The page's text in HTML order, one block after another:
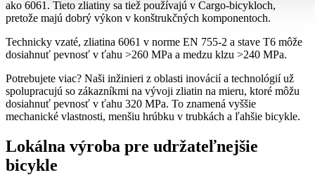
ako 6061. Tieto zliatiny sa tiež používajú v Cargo-bicykloch,
pretože majú dobrý výkon v konštrukčných komponentoch.
Technicky vzaté, zliatina 6061 v norme EN 755-2 a stave T6 môže
dosiahnuť pevnosť v ťahu >260 MPa a medzu klzu >240 MPa.
Potrebujete viac? Naši inžinieri z oblasti inovácií a technológií už
spolupracujú so zákazníkmi na vývoji zliatin na mieru, ktoré môžu
dosiahnuť pevnosť v ťahu 320 MPa. To znamená vyššie
mechanické vlastnosti, menšiu hrúbku v trubkách a ľahšie bicykle.
Lokálna výroba pre udržateľnejšie
bicykle